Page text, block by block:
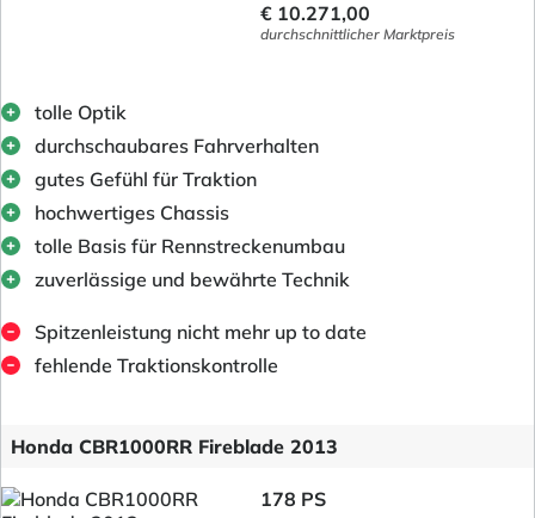
€ 10.271,00
durchschnittlicher Marktpreis
tolle Optik
durchschaubares Fahrverhalten
gutes Gefühl für Traktion
hochwertiges Chassis
tolle Basis für Rennstreckenumbau
zuverlässige und bewährte Technik
Spitzenleistung nicht mehr up to date
fehlende Traktionskontrolle
Honda CBR1000RR Fireblade 2013
178 PS